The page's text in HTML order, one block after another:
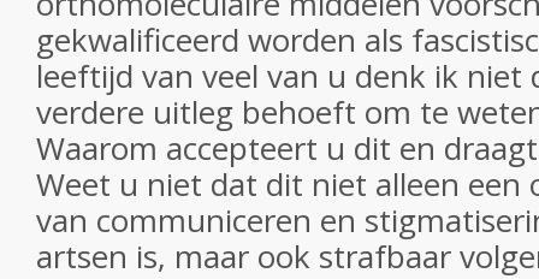
gekwalificeerd worden als
leeftijd van veel van u denk ik niet
verdere uitleg behoeft om te
Waarom accepteert u dit en
Weet u niet dat dit niet alleen een
van communiceren en
artsen is, maar ook strafbaar